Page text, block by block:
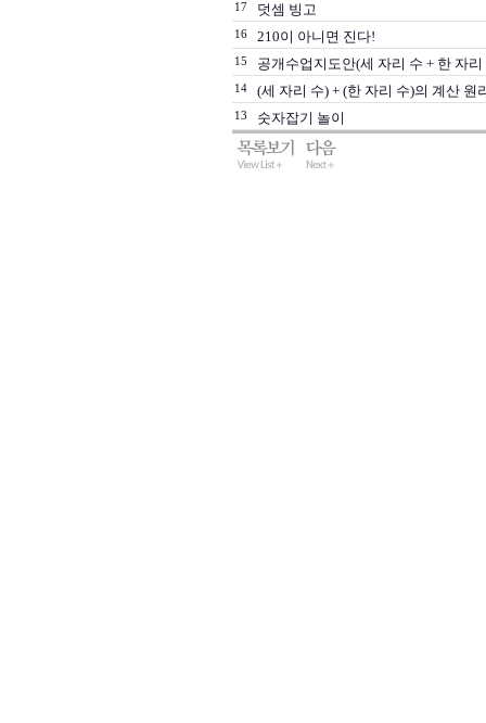
17 덧셈 빙고
16 210이 아니면 진다!
15 공개수업지도안(세 자리 수 + 한 자리
14 (세 자리 수) + (한 자리 수)의 계산 원
13 숫자잡기 놀이